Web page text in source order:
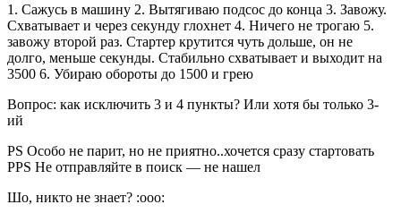
1. Сажусь в машину 2. Вытягиваю подсос до конца 3. Завожу.
Схватывает и через секунду глохнет 4. Ничего не трогаю 5.
завожу второй раз. Стартер крутится чуть дольше, он не
долго, меньше секунды. Стабильно схватывает и выходит на
3500 6. Убираю обороты до 1500 и грею
Вопрос: как исключить 3 и 4 пункты? Или хотя бы только 3-
ий
PS Особо не парит, но не приятно..хочется сразу стартовать
PPS Не отправляйте в поиск — не нашел
Шо, никто не знает? :ooo: